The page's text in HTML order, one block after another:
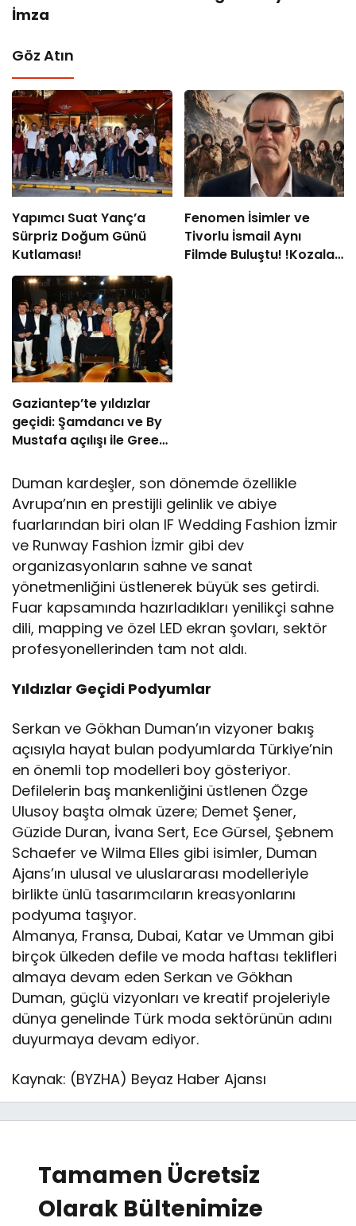
İmza
Göz Atın
Yapımcı Suat Yanç’a
Sürpriz Doğum Günü
Kutlaması!
Fenomen İsimler ve
Tivorlu İsmail Aynı
Filmde Buluştu! !Kozalak
Gaziantep’te yıldızlar
geçidi: Şamdancı ve By
Mustafa açılışı ile Green
Duman kardeşler, son dönemde özellikle
Avrupa’nın en prestijli gelinlik ve abiye
fuarlarından biri olan IF Wedding Fashion İzmir
ve Runway Fashion İzmir gibi dev
organizasyonların sahne ve sanat
yönetmenliğini üstlenerek büyük ses getirdi.
Fuar kapsamında hazırladıkları yenilikçi sahne
dili, mapping ve özel LED ekran şovları, sektör
profesyonellerinden tam not aldı.
Yıldızlar Geçidi Podyumlar
Serkan ve Gökhan Duman’ın vizyoner bakış
açısıyla hayat bulan podyumlarda Türkiye’nin
en önemli top modelleri boy gösteriyor.
Defilelerin baş mankenliğini üstlenen Özge
Ulusoy başta olmak üzere; Demet Şener,
Güzide Duran, İvana Sert, Ece Gürsel, Şebnem
Schaefer ve Wilma Elles gibi isimler, Duman
Ajans’ın ulusal ve uluslararası modelleriyle
birlikte ünlü tasarımcıların kreasyonlarını
podyuma taşıyor.
Almanya, Fransa, Dubai, Katar ve Umman gibi
birçok ülkeden defile ve moda haftası teklifleri
almaya devam eden Serkan ve Gökhan
Duman, güçlü vizyonları ve kreatif projeleriyle
dünya genelinde Türk moda sektörünün adını
duyurmaya devam ediyor.
Kaynak: (BYZHA) Beyaz Haber Ajansı
Tamamen Ücretsiz
Olarak Bültenimize